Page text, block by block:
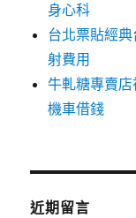
身心科
台北票貼經
射費用
牛軋糖專賣
機車借錢
近期留言